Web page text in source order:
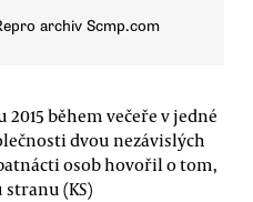
archiv Scmp.com
během večeře v jedné
dvou nezávislých
osob hovořil o tom,
(KS)